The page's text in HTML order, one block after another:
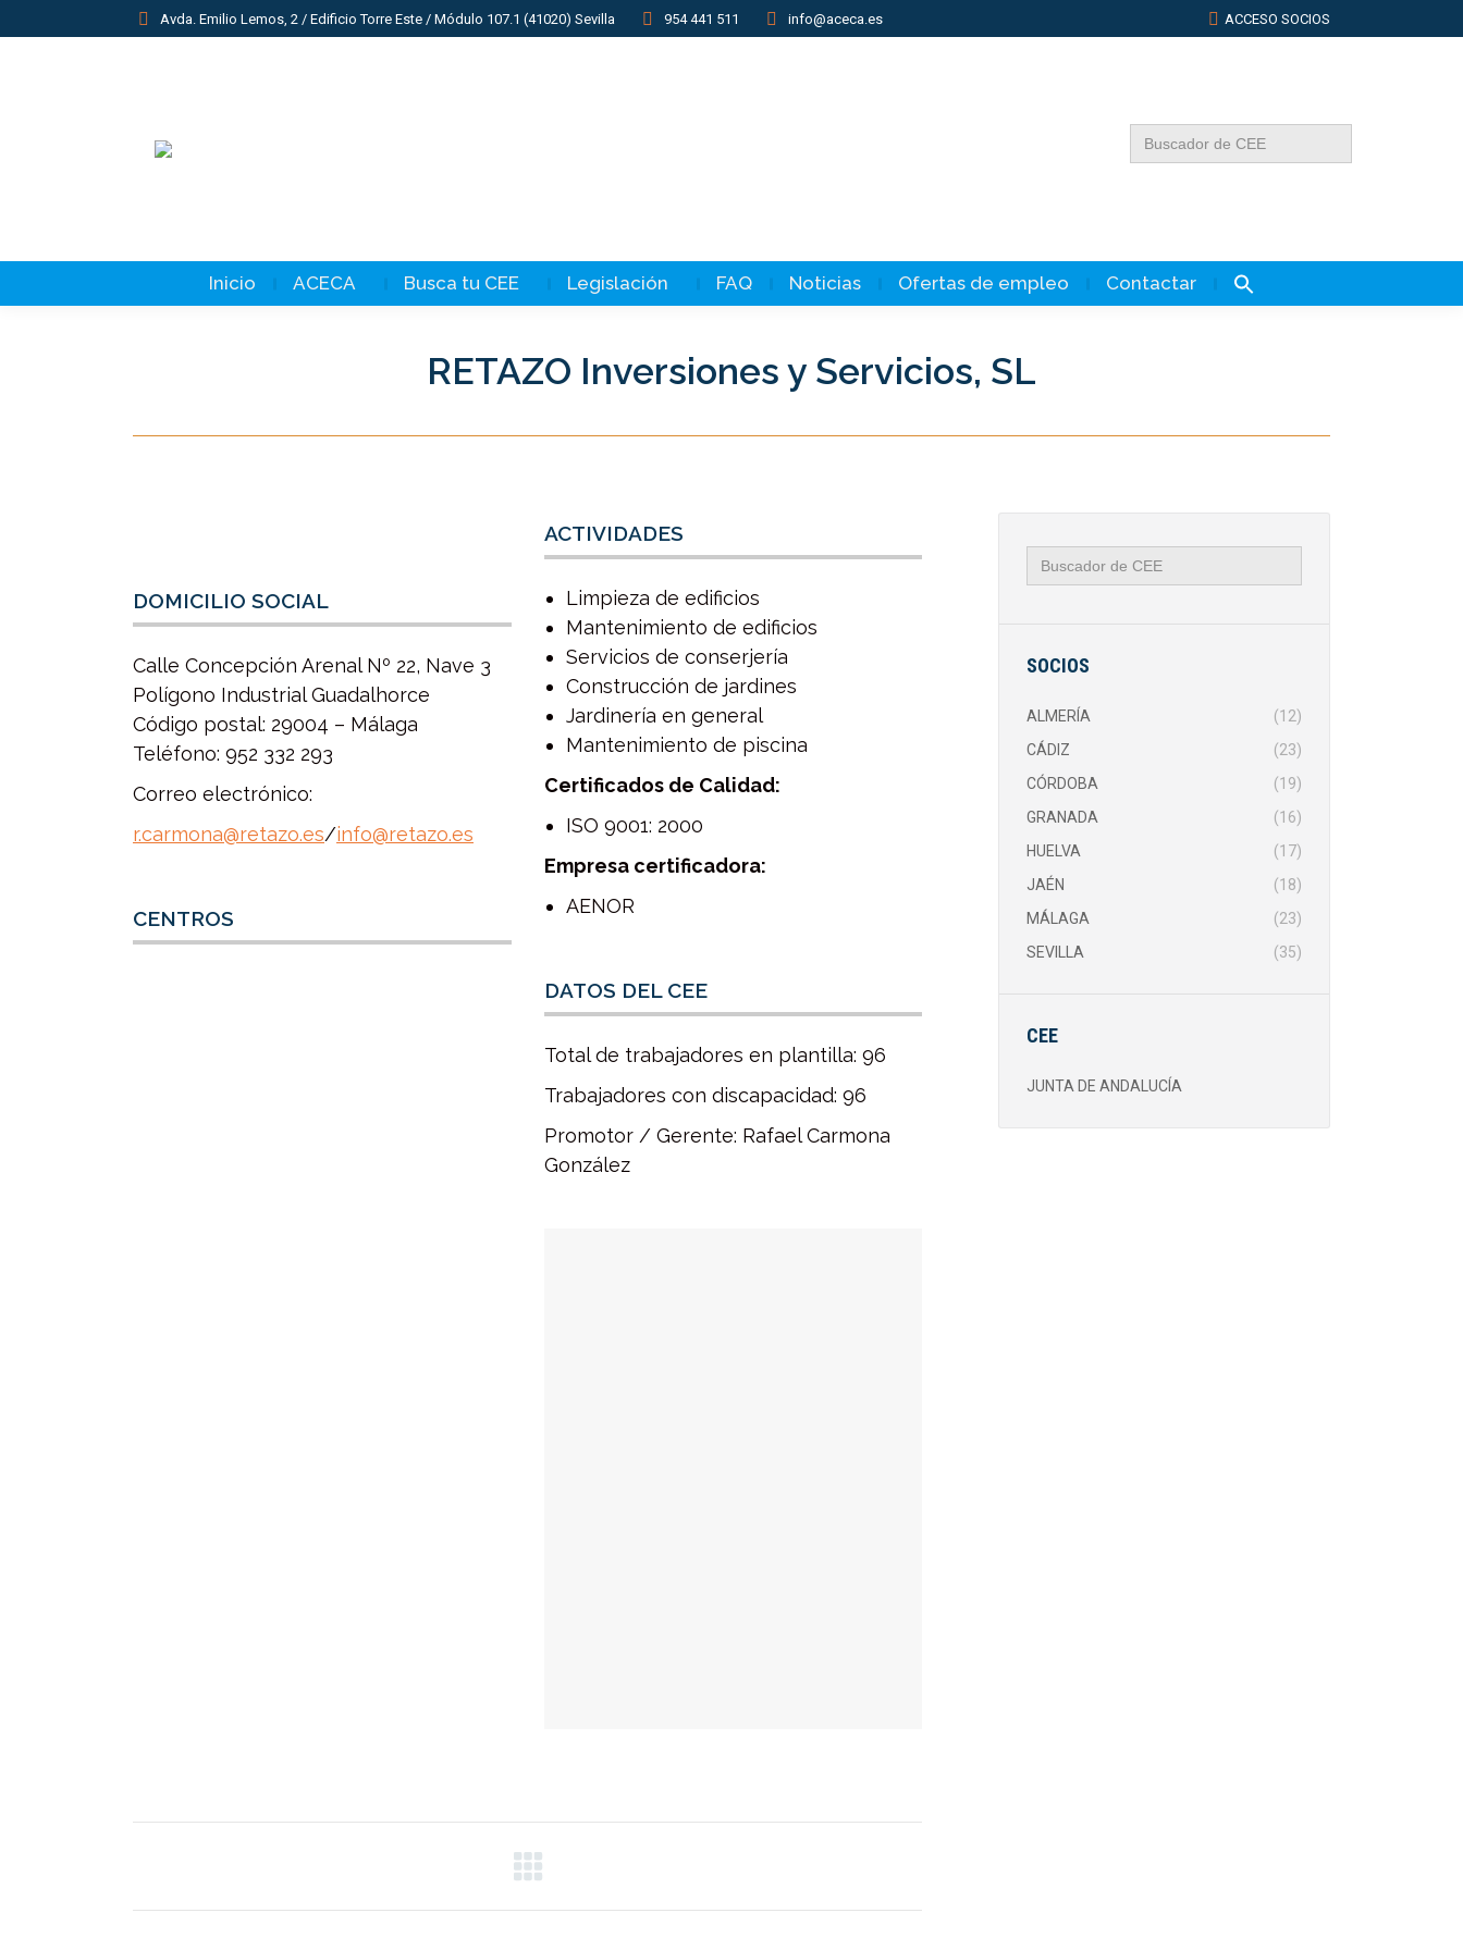
Avda. Emilio Lemos, 2 / Edificio Torre Este / Módulo 107.1 (41020) Sevilla 954 441 511 info@aceca.es ACCESO SOCIOS
Buscar:
Inicio ACECA Busca tu CEE Legislación FAQ Noticias Ofertas de empleo Contactar
RETAZO Inversiones y Servicios, SL
DOMICILIO SOCIAL
Calle Concepción Arenal Nº 22, Nave 3
Polígono Industrial Guadalhorce
Código postal: 29004 – Málaga
Teléfono: 952 332 293
Correo electrónico:
r.carmona@retazo.es/info@retazo.es
CENTROS
ACTIVIDADES
Limpieza de edificios
Mantenimiento de edificios
Servicios de conserjería
Construcción de jardines
Jardinería en general
Mantenimiento de piscina
Certificados de Calidad:
ISO 9001: 2000
Empresa certificadora:
AENOR
DATOS DEL CEE
Total de trabajadores en plantilla: 96
Trabajadores con discapacidad: 96
Promotor / Gerente: Rafael Carmona
González
entre
Buscar:
SOCIOS
ALMERÍA
(12)
CÁDIZ
(23)
CÓRDOBA
(19)
GRANADA
(16)
HUELVA
(17)
JAÉN
(18)
MÁLAGA
(23)
SEVILLA
(35)
CEE
JUNTA DE ANDALUCÍA